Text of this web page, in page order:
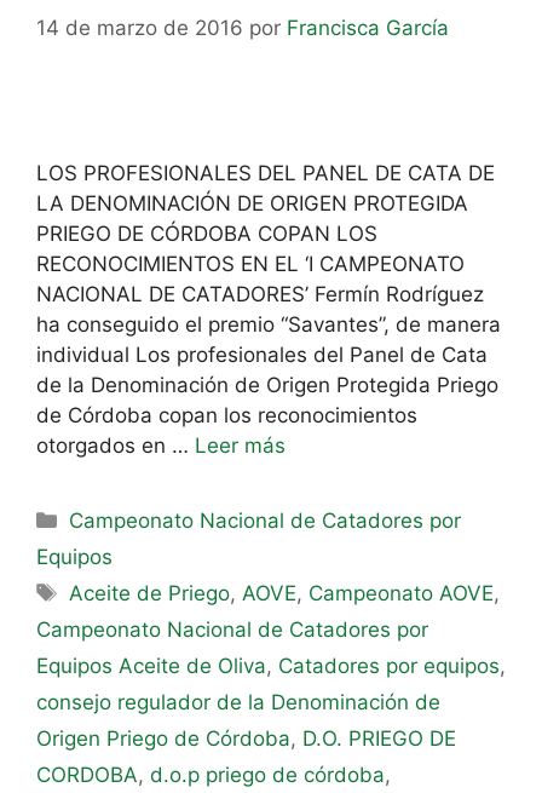
14 de marzo de 2016 por Francisca García
LOS PROFESIONALES DEL PANEL DE CATA DE
LA DENOMINACIÓN DE ORIGEN PROTEGIDA
PRIEGO DE CÓRDOBA COPAN LOS
RECONOCIMIENTOS EN EL ‘I CAMPEONATO
NACIONAL DE CATADORES’ Fermín Rodríguez
ha conseguido el premio “Savantes”, de manera
individual Los profesionales del Panel de Cata
de la Denominación de Origen Protegida Priego
de Córdoba copan los reconocimientos
otorgados en … Leer más
Campeonato Nacional de Catadores por
Equipos
Aceite de Priego, AOVE, Campeonato AOVE,
Campeonato Nacional de Catadores por
Equipos Aceite de Oliva, Catadores por equipos,
consejo regulador de la Denominación de
Origen Priego de Córdoba, D.O. PRIEGO DE
CORDOBA, d.o.p priego de córdoba,